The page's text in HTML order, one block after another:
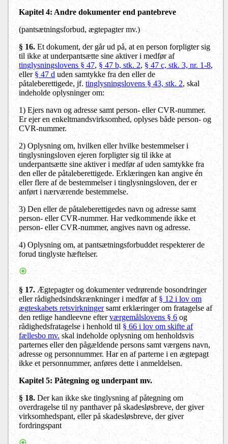
Kapitel 4: Andre dokumenter end pantebreve
(pantsætningsforbud, ægtepagter mv.)
§ 16. Et dokument, der går ud på, at en person forpligter sig
til ikke at underpantsætte sine aktiver i medfør af
tinglysningslovens § 47,§ 47 b, stk. 2,§ 47 c, stk. 3, nr. 1-8,
eller§ 47 d uden samtykke fra den eller de
påtaleberettigede, jf. tinglysningslovens § 43, stk. 2, skal
indeholde oplysninger om:
1)Ejers navn og adresse samt person- eller CVR-nummer.
Er ejer en enkeltmandsvirksomhed, oplyses både person- og
CVR-nummer.
2)Oplysning om, hvilken eller hvilke bestemmelser i
tinglysningsloven ejeren forpligter sig til ikke at
underpantsætte sine aktiver i medfør af uden samtykke fra
den eller de påtaleberettigede. Erklæringen kan angive én
eller flere af de bestemmelser i tinglysningsloven, der er
anført i nærværende bestemmelse.
3)Den eller de påtaleberettigedes navn og adresse samt
person- eller CVR-nummer. Har vedkommende ikke et
person- eller CVR-nummer, angives navn og adresse.
4)Oplysning om, at pantsætningsforbuddet respekterer de
forud tinglyste hæftelser.
§ 17. Ægtepagter og dokumenter vedrørende bosondringer
eller rådighedsindskrænkninger i medfør af § 12 i lov om
ægteskabets retsvirkningersamt erklæringer om fratagelse af
den retlige handleevne efterværgemålslovens § 6og
rådighedsfratagelse i henhold til § 66 i lov om skifte af
fællesbo mv. skal indeholde oplysning om henholdsvis
parternes eller den pågældende persons samt værgens navn,
adresse og personnummer. Har en af parterne i en ægtepagt
ikke et personnummer, anføres dette i anmeldelsen.
Kapitel 5: Påtegning og underpant mv.
§ 18. Der kan ikke ske tinglysning af påtegning om
overdragelse til ny panthaver på skadesløsbreve, der giver
virksomhedspant, eller på skadesløsbreve, der giver
fordringspant